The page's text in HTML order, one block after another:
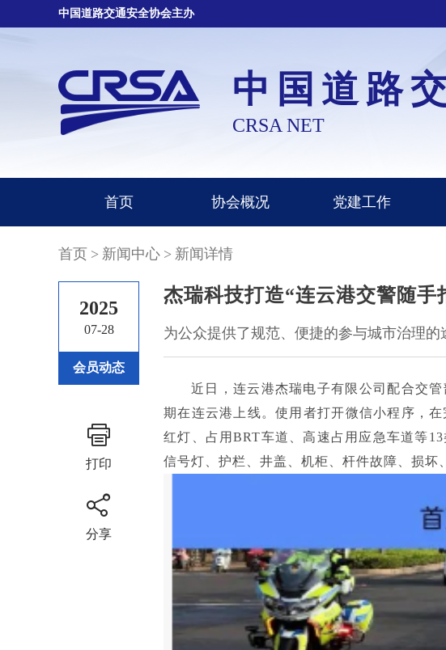
中国道路交通安全协会主办
中国道路
CRSA NET
首页 协会概况 党建工作
首页 > 新闻中心 > 新闻详情
2025
07-28
会员动态
打印
分享
杰瑞科技打造“连云港交警随
为公众提供了规范、便捷的参与城市治理的
近日，连云港杰瑞电子有限公司配合交
期在连云港上线。使用者打开微信小程序，
红灯、占用BRT车道、高速占用应急车道等
信号灯、护栏、井盖、机柜、杆件故障、损坏